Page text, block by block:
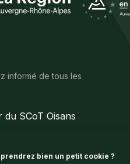
bien un petit cookie ?
informé de tous les
du SCoT Oisans